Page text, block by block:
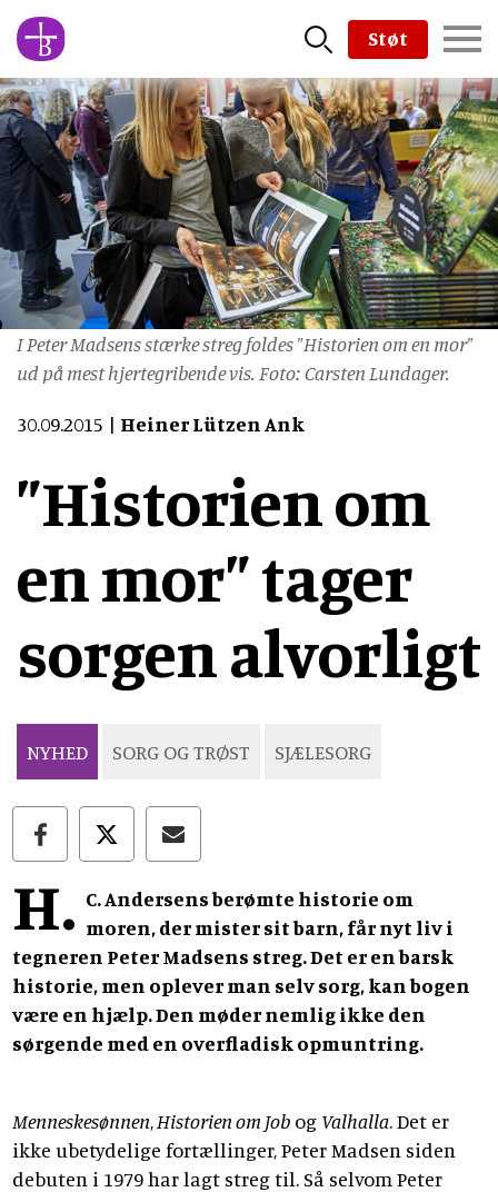
Skip
to
main
content
Støt
I Peter Madsens stærke streg foldes "Historien om en mor"
ud på mest hjertegribende vis. Foto: Carsten Lundager.
30.09.2015 Heiner Lützen Ank
”Historien om
en mor” tager
sorgen alvorligt
NYHED SORG OG TRØST SJÆLESORG
H. C. Andersens berømte historie om
moren, der mister sit barn, får nyt liv i
tegneren Peter Madsens streg. Det er en barsk
historie, men oplever man selv sorg, kan bogen
være en hjælp. Den møder nemlig ikke den
sørgende med en overfladisk opmuntring.
Menneskesønnen,Historien om Job og Valhalla. Det er
ikke ubetydelige fortællinger, Peter Madsen siden
debuten i 1979 har lagt streg til. Så selvom Peter